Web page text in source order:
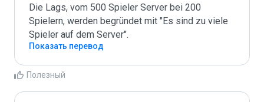
Die Lags, vom 500 Spieler Server bei 200
Spielern, werden begründet mit "Es sind zu viele
Spieler auf dem Server".
Показать перевод
Полезный